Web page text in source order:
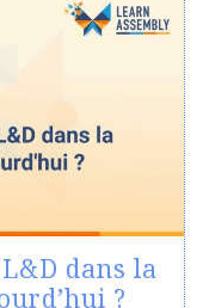
dans la
?